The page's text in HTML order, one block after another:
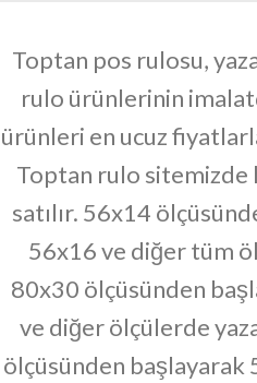
Toptan pos rulosu,
rulo ürünlerinin
ürünleri en ucuz
Toptan rulo sitemizde
satılır. 56x14
56x16 ve diğer tüm
80x30 ölçüsünden
ve diğer ölçülerde
ölçüsünden başlayarak